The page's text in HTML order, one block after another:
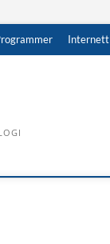
Internett